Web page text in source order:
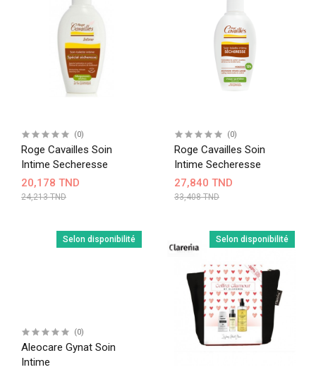
(0)
Roge Cavailles Soin
Intime Secheresse
20,178 TND
24,213 TND
(0)
Roge Cavailles Soin
Intime Secheresse
27,840 TND
33,408 TND
Selon disponibilité
(0)
Aleocare Gynat Soin
Intime
Selon disponibilité